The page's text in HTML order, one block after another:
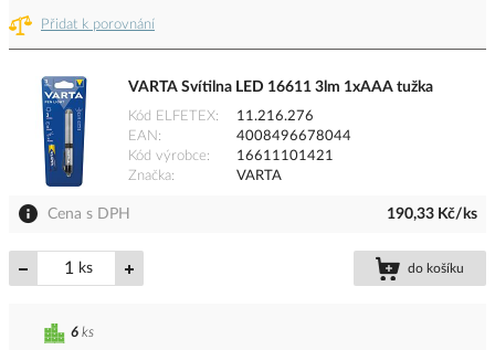
Přidat k porovnání
VARTA Svítilna LED 16611 3lm 1xAAA tužka
Kód ELFETEX
11.216.276
EAN
4008496678044
Kód výrobce
16611101421
Značka
VARTA
Cena s DPH 190,33 Kč/ks
ks do košíku
6 ks